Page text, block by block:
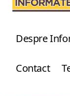
Despre
Contact